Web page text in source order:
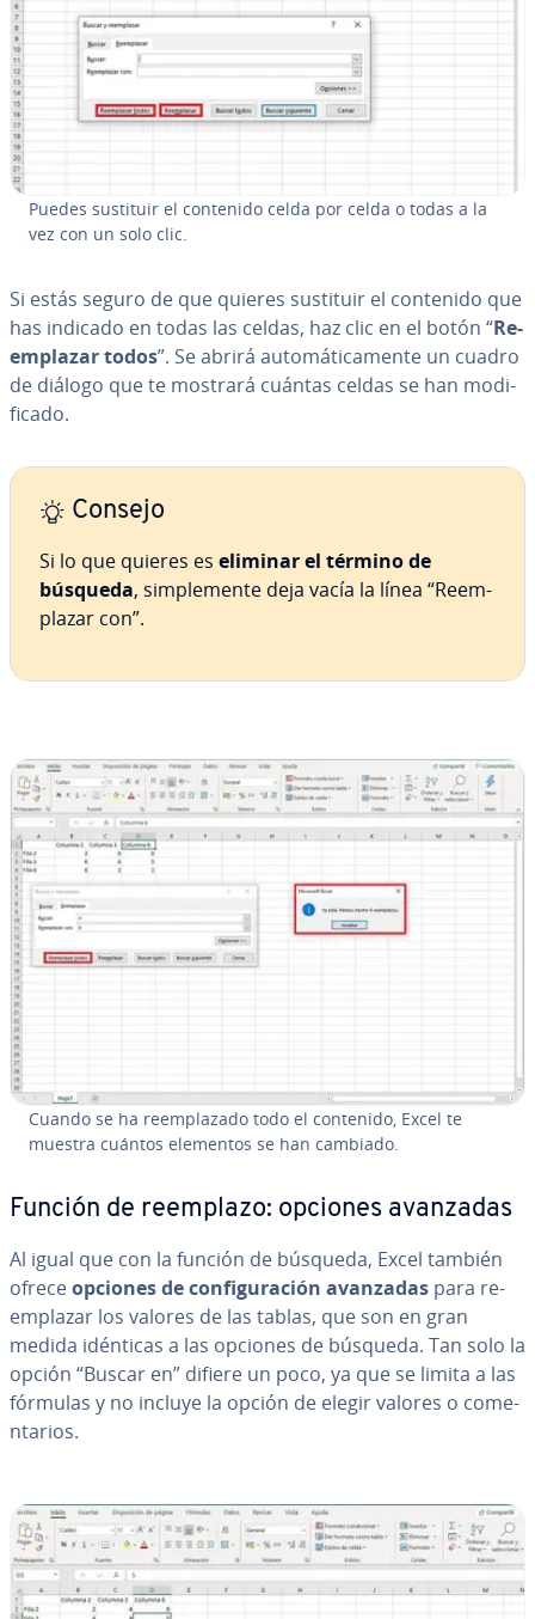
Puedes sustituir el contenido celda por celda o todas a la
vez con un solo clic.
Si estás seguro de que quieres sustituir el contenido que
has indicado en todas las celdas, haz clic en el botón “Re­
em­pla­zar todos”. Se abrirá au­to­má­ti­ca­me­n­te un cuadro
de diálogo que te mostrará cuántas celdas se han mo­di­
fi­ca­do.
Consejo
Si lo que quieres es eliminar el término de
búsqueda, si­m­ple­me­n­te deja vacía la línea “Re­em­
pla­zar con”.
Cuando se ha re­em­pla­za­do todo el contenido, Excel te
muestra cuántos elementos se han cambiado.
Función de reemplazo: opciones avanzadas
Al igual que con la función de búsqueda, Excel también
ofreceopciones de co­n­fi­gu­ra­ción avanzadas para re­
em­pla­zar los valores de las tablas, que son en gran
medida idénticas a las opciones de búsqueda. Tan solo la
opción “Buscar en” difiere un poco, ya que se limita a las
fórmulas y no incluye la opción de elegir valores o co­me­
n­ta­rios.